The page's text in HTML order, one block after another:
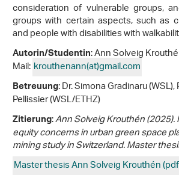
consideration of vulnerable groups,
groups with certain aspects, such as
and people with disabilities with
Autorin/Studentin: Ann Solveig
Mail:krouthenann(at)gmail.com
Betreuung: Dr. Simona Gradinaru (WSL),
Pellissier (WSL/ETHZ)
Zitierung:Ann Solveig Krouthén
equity concerns in urban green space
mining study in Switzerland. Master
Master thesis Ann Solveig Krouthén